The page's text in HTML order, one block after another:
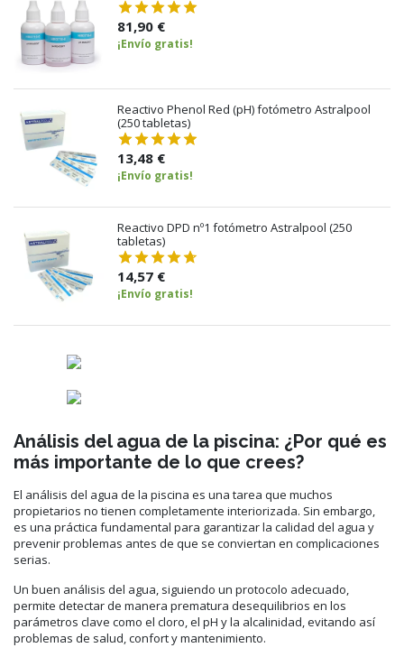
81,90 €
¡Envío gratis!
Reactivo Phenol Red (pH) fotómetro Astralpool
(250 tabletas)
13,48 €
¡Envío gratis!
Reactivo DPD nº1 fotómetro Astralpool (250
tabletas)
14,57 €
¡Envío gratis!
Análisis del agua de la piscina: ¿Por qué es
más importante de lo que crees?
El análisis del agua de la piscina es una tarea que muchos
propietarios no tienen completamente interiorizada. Sin embargo,
es una práctica fundamental para garantizar la calidad del agua y
prevenir problemas antes de que se conviertan en complicaciones
serias.
Un buen análisis del agua, siguiendo un protocolo adecuado,
permite detectar de manera prematura desequilibrios en los
parámetros clave como el cloro, el pH y la alcalinidad, evitando así
problemas de salud, confort y mantenimiento.